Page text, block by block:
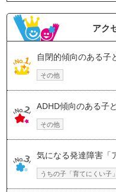
アク
自閉的傾向のある子
その他
ADHD傾向のある子
その他
気になる発達障害「
うちの子「育てにくい子